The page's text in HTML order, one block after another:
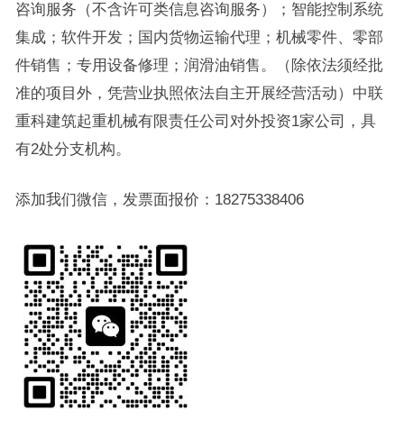
咨询服务（不含许可类信息咨询服务）；智能控制系统
集成；软件开发；国内货物运输代理；机械零件、零部
件销售；专用设备修理；润滑油销售。（除依法须经批
准的项目外，凭营业执照依法自主开展经营活动）中联
重科建筑起重机械有限责任公司对外投资1家公司，具
有2处分支机构。
添加我们微信，发票面报价：18275338406